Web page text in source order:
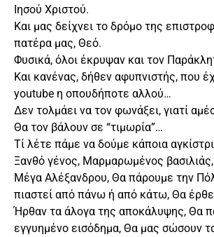
Ιησού Χριστού.
Και μας δείχνει το δρόμο της
πατέρα μας, Θεό.
Φυσικά, όλοι έκρυψαν και τον
Και κανένας, δήθεν αφυπνιστής, που
youtube η οπουδήποτε αλλού…
Δεν τολμάει να τον φωνάξει, γιατί
Θα τον βάλουν σε “τιμωρία”…
Τί λέτε πάμε να δούμε κάποια
Ξανθό γένος, Μαρμαρωμένος
Μέγα Αλέξανδρου, Θα πάρουμε την
πιαστεί από πάνω ή από κάτω, Θα
Ήρθαν τα άλογα της αποκάλυψης, Θα
εγγυημένο εισόδημα, Θα μας σώσουν